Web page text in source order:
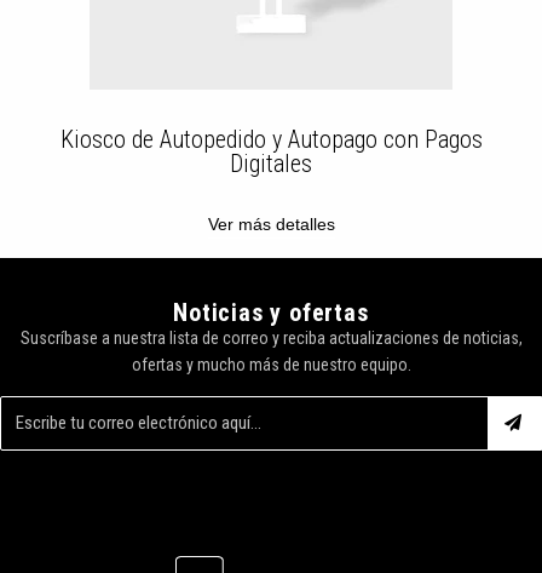
Kiosco de Autopedido y Autopago con Pagos
Digitales
Ver más detalles
Noticias y ofertas
Suscríbase a nuestra lista de correo y reciba actualizaciones de noticias,
ofertas y mucho más de nuestro equipo.